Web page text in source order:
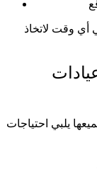
أي وقت لاتخاذ
يلبي احتياجات